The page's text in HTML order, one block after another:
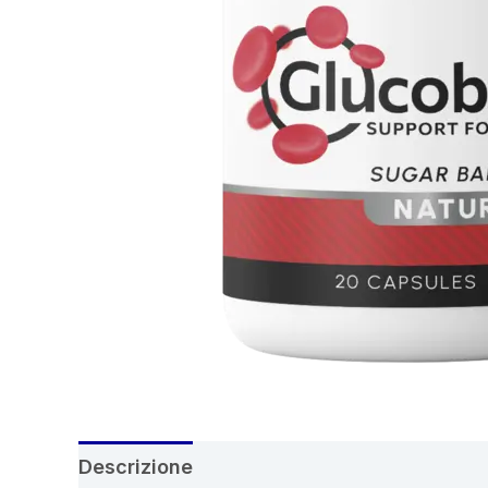
Descrizione